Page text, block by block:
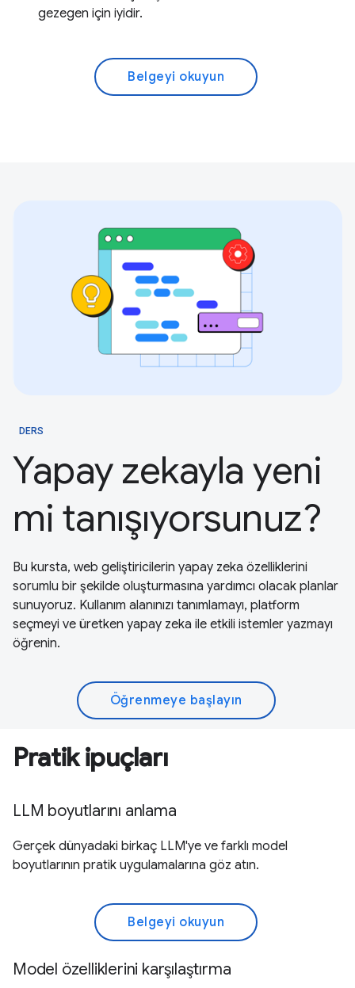
gezegen için iyidir.
Belgeyi okuyun
DERS
Yapay zekayla yeni
mi tanışıyorsunuz?
Bu kursta, web geliştiricilerin yapay zeka özelliklerini
sorumlu bir şekilde oluşturmasına yardımcı olacak planlar
sunuyoruz. Kullanım alanınızı tanımlamayı, platform
seçmeyi ve üretken yapay zeka ile etkili istemler yazmayı
öğrenin.
Öğrenmeye başlayın
Pratik ipuçları
LLM boyutlarını anlama
Gerçek dünyadaki birkaç LLM'ye ve farklı model
boyutlarının pratik uygulamalarına göz atın.
Belgeyi okuyun
Model özelliklerini karşılaştırma